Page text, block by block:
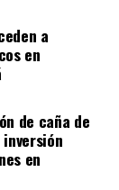
a
en
de caña de
en